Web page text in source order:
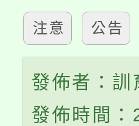
注意 公告
發佈者：訓
發佈時間